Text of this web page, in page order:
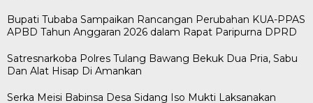
Bupati Tubaba Sampaikan Rancangan Perubahan KUA-PPAS
APBD Tahun Anggaran 2026 dalam Rapat Paripurna DPRD
Satresnarkoba Polres Tulang Bawang Bekuk Dua Pria, Sabu
Dan Alat Hisap Di Amankan
Serka Meisi Babinsa Desa Sidang Iso Mukti Laksanakan